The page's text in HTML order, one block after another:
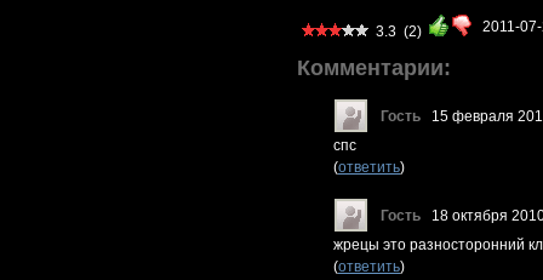
3.3 (2) 2011-
Комментарии:
Гость
15 февраля
cпс
(ответить)
Гость
18 октября
жрецы это разносторонний
(ответить)